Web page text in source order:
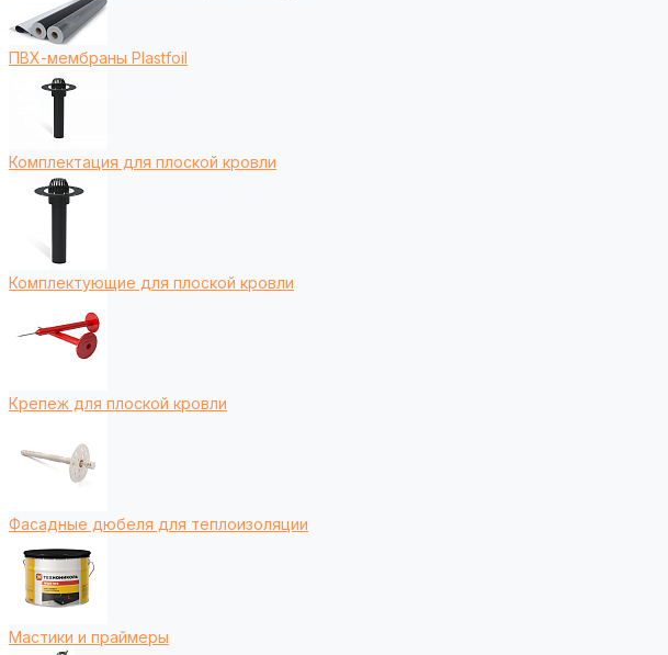
ПВХ-мембраны Plastfoil
Комплектация для плоской кровли
Комплектующие для плоской кровли
Крепеж для плоской кровли
Фасадные дюбеля для теплоизоляции
Мастики и праймеры